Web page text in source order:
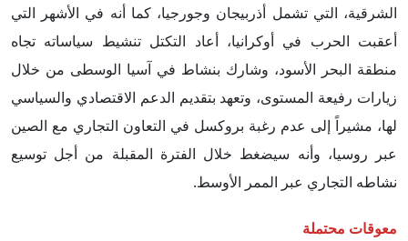
الشرقية، التي تشمل أذربيجان وجورجيا، كما أنه في الأشهر التي
أعقبت الحرب في أوكرانيا، أعاد التكتل تنشيط سياساته تجاه
منطقة البحر الأسود، وشارك بنشاط في آسيا الوسطى من خلال
زيارات رفيعة المستوى، وتعهد بتقديم الدعم الاقتصادي والسياسي
لها، مشيراً إلى عدم رغبة بروكسل في التعاون التجاري مع الصين
عبر روسيا، وأنه سيضغط خلال الفترة المقبلة من أجل توسيع
نشاطه التجاري عبر الممر الأوسط.
معوقات محتملة